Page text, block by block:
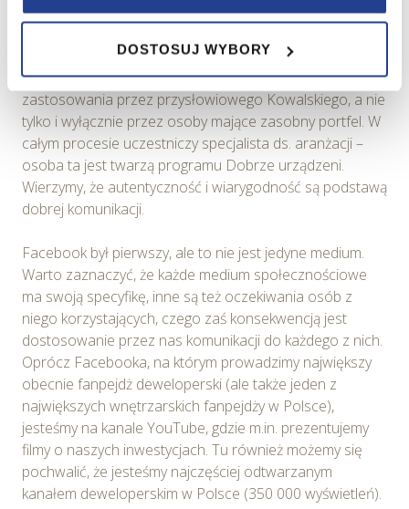
zapewnienia prawidłowego działania Serwisu,
zapamiętania wybranych przez użytkownika ustawień i
wszelkich wyborów dokonywanych w Serwisie, poprawy
wydajności Serwisu, zbierania informacji o tym, w jaki
sposób użytkownicy korzystają z Serwisu, ulepszania
Serwisu, dostosowywania działania Serwisu do
preferencji użytkowników, tworzenia statystyk
użytkowania Serwisu oraz w celach marketingowych.
z wykorzystywaniem plików cookie w Serwisie,
przetwarzane są przez Spravia Sp. z o.o. jako
usługodawcę Serwisu w ww. celach oraz mogą być
również przetwarzane przez Partnerów Spravia Sp. z
o.o. W związku z powyższym użytkownik ma prawo do
dostępu do swoich danych osobowych, ich sprostowania,
usunięcia, ograniczenia przetwarzania, wniesienia
sprzeciwu wobec przetwarzania, a także prawo do
wniesienia skargi do Prezesa Urzędu Ochrony Danych
Osobowych. Szczegółowe informacje o plikach cookie
wykorzystywanych w Serwisie oraz inne informacje
dotyczące prywatności związane z korzystaniem z
DOSTOSUJ WYBORY
Dobrze urządzeni. Staramy się, by wkład był aktualny,
reguły operujemy na rynku popularnym, staramy się, by
proponowane przez nas rozwiązania było łatwe do
zastosowania przez przysłowiowego Kowalskiego, a nie
tylko i wyłącznie przez osoby mające zasobny portfel. W
całym procesie uczestniczy specjalista ds. aranżacji –
osoba ta jest twarzą programu Dobrze urządzeni.
Wierzymy, że autentyczność i wiarygodność są podstawą
dobrej komunikacji.
Facebook był pierwszy, ale to nie jest jedyne medium.
Warto zaznaczyć, że każde medium społecznościowe
ma swoją specyfikę, inne są też oczekiwania osób z
niego korzystających, czego zaś konsekwencją jest
dostosowanie przez nas komunikacji do każdego z nich.
Oprócz Facebooka, na którym prowadzimy największy
obecnie fanpejdż deweloperski (ale także jeden z
największych wnętrzarskich fanpejdży w Polsce),
jesteśmy na kanale YouTube, gdzie m.in. prezentujemy
filmy o naszych inwestycjach. Tu również możemy się
pochwalić, że jesteśmy najczęściej odtwarzanym
kanałem deweloperskim w Polsce (350 000 wyświetleń).